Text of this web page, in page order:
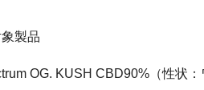
製品
OG. KUSH CBD90%（性状：